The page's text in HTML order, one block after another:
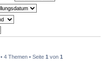
• 4 Themen • Seite 1 von 1